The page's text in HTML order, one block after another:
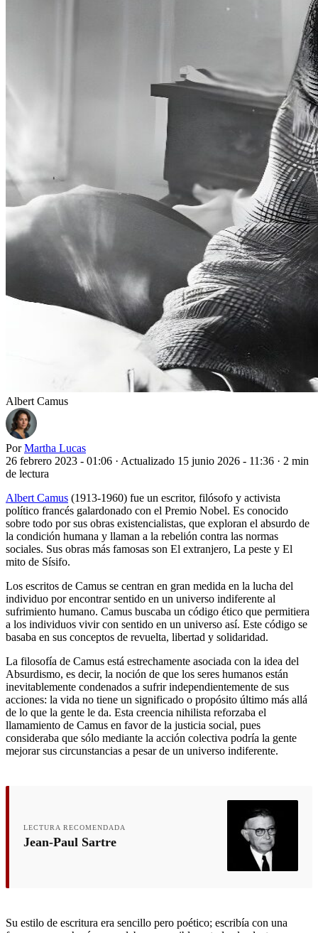
Albert Camus
Por Martha Lucas
26 febrero 2023 - 01:06 · Actualizado 15 junio 2026 - 11:36 · 2 min
de lectura
Albert Camus (1913-1960) fue un escritor, filósofo y activista
político francés galardonado con el Premio Nobel. Es conocido
sobre todo por sus obras existencialistas, que exploran el absurdo de
la condición humana y llaman a la rebelión contra las normas
sociales. Sus obras más famosas son El extranjero, La peste y El
mito de Sísifo.
Los escritos de Camus se centran en gran medida en la lucha del
individuo por encontrar sentido en un universo indiferente al
sufrimiento humano. Camus buscaba un código ético que permitiera
a los individuos vivir con sentido en un universo así. Este código se
basaba en sus conceptos de revuelta, libertad y solidaridad.
La filosofía de Camus está estrechamente asociada con la idea del
Absurdismo, es decir, la noción de que los seres humanos están
inevitablemente condenados a sufrir independientemente de sus
acciones: la vida no tiene un significado o propósito último más allá
de lo que la gente le da. Esta creencia nihilista reforzaba el
llamamiento de Camus en favor de la justicia social, pues
consideraba que sólo mediante la acción colectiva podría la gente
mejorar sus circunstancias a pesar de un universo indiferente.
LECTURA RECOMENDADA
Jean-Paul Sartre
Su estilo de escritura era sencillo pero poético; escribía con una